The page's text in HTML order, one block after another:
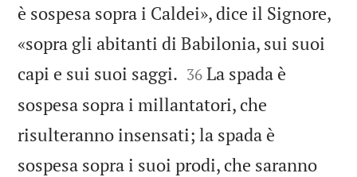
è sospesa sopra i Caldei», dice il Signore,
«sopra gli abitanti di Babilonia, sui suoi
capi e sui suoi saggi. 

36 La spada è
sospesa sopra i millantatori, che
risulteranno insensati; la spada è
sospesa sopra i suoi prodi, che saranno